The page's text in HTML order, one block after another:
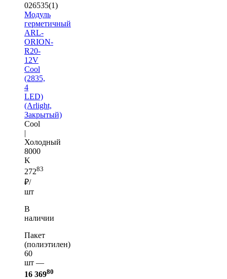
026535(1)
Модуль
герметичный
ARL-
ORION-
R20-
12V
Cool
(2835,
4
LED)
(Arlight,
Закрытый)
Cool
|
Холодный
8000
K
27283
₽/
шт
В
наличии
Пакет
(полиэтилен)
60
шт —
16 36980